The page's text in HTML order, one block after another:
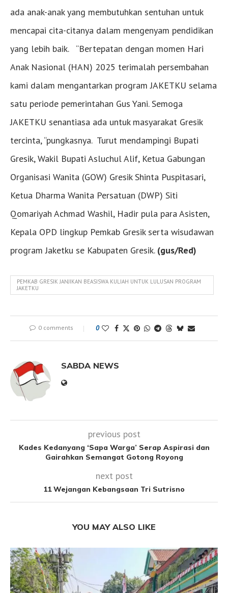
ada anak-anak yang membutuhkan sentuhan untuk
mencapai cita-citanya dalam mengenyam pendidikan
yang lebih baik. “Bertepatan dengan momen Hari
Anak Nasional (HAN) 2025 terimalah persembahan
kami dalam mengantarkan program JAKETKU selama
satu periode pemerintahan Gus Yani. Semoga
JAKETKU senantiasa ada untuk masyarakat Gresik
tercinta, “pungkasnya. Turut mendampingi Bupati
Gresik, Wakil Bupati Asluchul Alif, Ketua Gabungan
Organisasi Wanita (GOW) Gresik Shinta Puspitasari,
Ketua Dharma Wanita Persatuan (DWP) Siti
Qomariyah Achmad Washil, Hadir pula para Asisten,
Kepala OPD lingkup Pemkab Gresik serta wisudawan
program Jaketku se Kabupaten Gresik. (gus/Red)
PEMKAB GRESIK JANJIKAN BEASISWA KULIAH UNTUK LULUSAN PROGRAM
JAKETKU
0 comments 0
SABDA NEWS
previous post
Kades Kedanyang ‘Sapa Warga’ Serap Aspirasi dan
Gairahkan Semangat Gotong Royong
next post
11 Wejangan Kebangsaan Tri Sutrisno
YOU MAY ALSO LIKE